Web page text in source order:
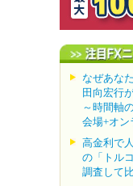
なぜあな
田向宏行
～時間軸
会場+オン
高金利で
の「トル
調査して